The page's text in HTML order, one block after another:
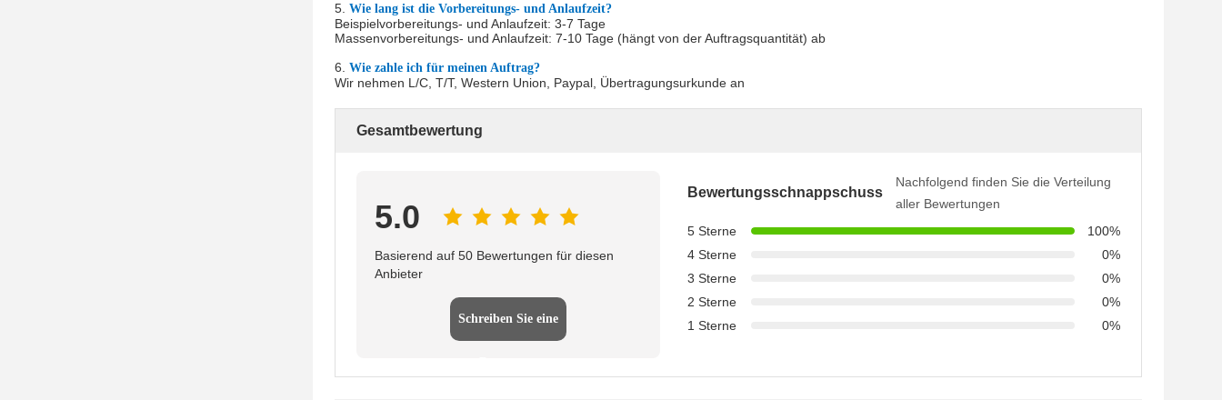
5. Wie lang ist die Vorbereitungs- und Anlaufzeit?
Beispielvorbereitungs- und Anlaufzeit: 3-7 Tage
Massenvorbereitungs- und Anlaufzeit: 7-10 Tage (hängt von der Auftragsquantität) ab
6. Wie zahle ich für meinen Auftrag?
Wir nehmen L/C, T/T, Western Union, Paypal, Übertragungsurkunde an
Gesamtbewertung
5.0
Basierend auf 50 Bewertungen für diesen
Anbieter
Schreiben Sie eine
Bewertungsschnappschuss
Nachfolgend finden Sie die Verteilung
aller Bewertungen
5 Sterne
100%
4 Sterne
0%
3 Sterne
0%
2 Sterne
0%
1 Sterne
0%